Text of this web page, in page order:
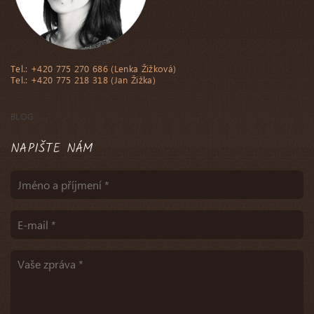
Tel.: +420 775 270 686 (Lenka Žižková)
Tel.: +420 775 218 318 (Jan Žižka)
BLOG
NAPIŠTE NÁM